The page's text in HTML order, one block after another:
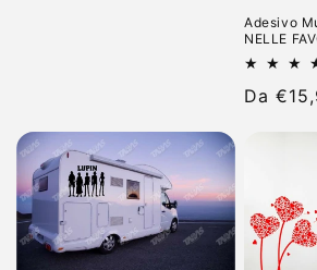
Adesivo
NELLE
Prezzo
Da